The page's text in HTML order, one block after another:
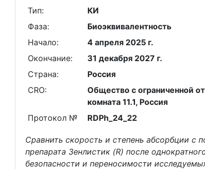
Тип:
КИ
Фаза:
Биоэквивалентность
Начало:
4 апреля 2025 г.
Окончание:
31 декабря 2027 г.
Страна:
Россия
CRO:
Общество с ограниченной
комната 11.1, Россия
Протокол №
RDPh_24_22
Cравнить скорость и степень абсорбции с
препарата Зенлистик (R) после
безопасности и переносимости